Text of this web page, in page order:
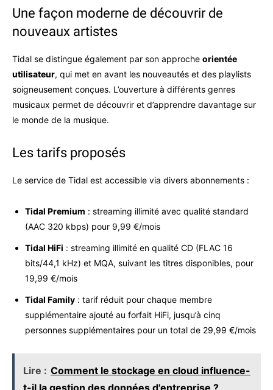
Une façon moderne de découvrir de
nouveaux artistes
Tidal se distingue également par son approche orientée
utilisateur, qui met en avant les nouveautés et des playlists
soigneusement conçues. L’ouverture à différents genres
musicaux permet de découvrir et d’apprendre davantage sur
le monde de la musique.
Les tarifs proposés
Le service de Tidal est accessible via divers abonnements :
Tidal Premium : streaming illimité avec qualité standard
(AAC 320 kbps) pour 9,99 €/mois
Tidal HiFi : streaming illimité en qualité CD (FLAC 16
bits/44,1 kHz) et MQA, suivant les titres disponibles, pour
19,99 €/mois
Tidal Family : tarif réduit pour chaque membre
supplémentaire ajouté au forfait HiFi, jusqu’à cinq
personnes supplémentaires pour un total de 29,99 €/mois
Lire : Comment le stockage en cloud influence-
t-il la gestion des données d'entreprise ?